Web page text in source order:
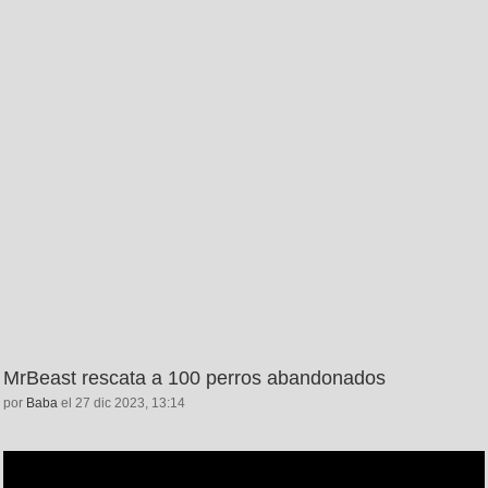
MrBeast rescata a 100 perros abandonados
por Baba el 27 dic 2023, 13:14